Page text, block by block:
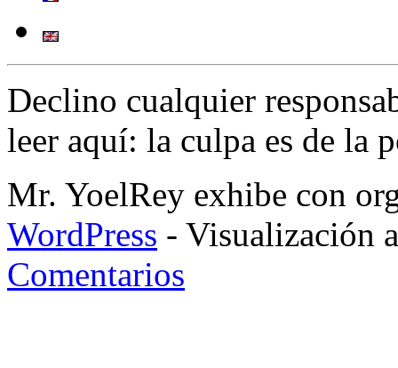
Declino cualquier
leer aquí: la culpa es de la
Mr. YoelRey exhibe con
WordPress - Visualización
Comentarios